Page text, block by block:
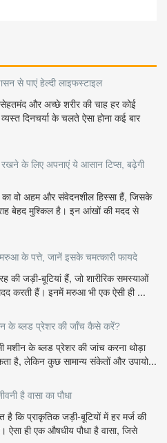
से पाएं हेल्दी लाइफस्टाइल
और अच्छे शरीर की चाह हर कोई
दिनचर्या के चलते ऐसा होना कई बार
के लिए अपनाएं ये आसान टिप्स, बढ़ेगी
वो अहम और संवेदनशील हिस्सा हैं, जिसके
राह बेहद मुश्किल है। इन आंखों की मदद से
के पत्ते, जानें इसके चमत्कारी फायदे
की जड़ी-बूटियां हैं, जो शारीरिक समस्याओं
करती हैं। इनमें मरुआ भी एक ऐसी ही ...
के ब्लड प्रेशर की जाँच कैसे करें?
मशीन के ब्लड प्रेशर की जांच करना थोड़ा
है, लेकिन कुछ सामान्य संकेतों और उपायो...
है वासा का पौधा
है कि प्राकृतिक जड़ी-बूटियों में हर मर्ज की
ऐसा ही एक औषधीय पौधा है वासा, जिसे